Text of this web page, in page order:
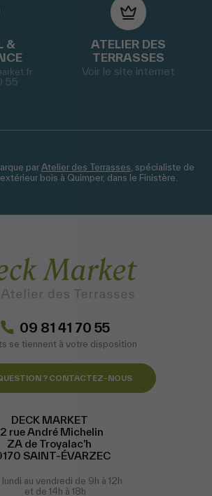
&
55
ATELIER DES
TERRASSES
Voir le site internet
par Atelier des Terrasses, spécialiste de
extérieur bois à Quimper, dans le Finistère.
09 81 41 70 55
se tiennent à votre disposition
? CONTACTEZ-NOUS
DECK MARKET
rue André Michelin
ZA de Troyalac’h
SAINT-ÉVARZEC
lundi au vendredi de 9h à 12h
et de 14h à 18h